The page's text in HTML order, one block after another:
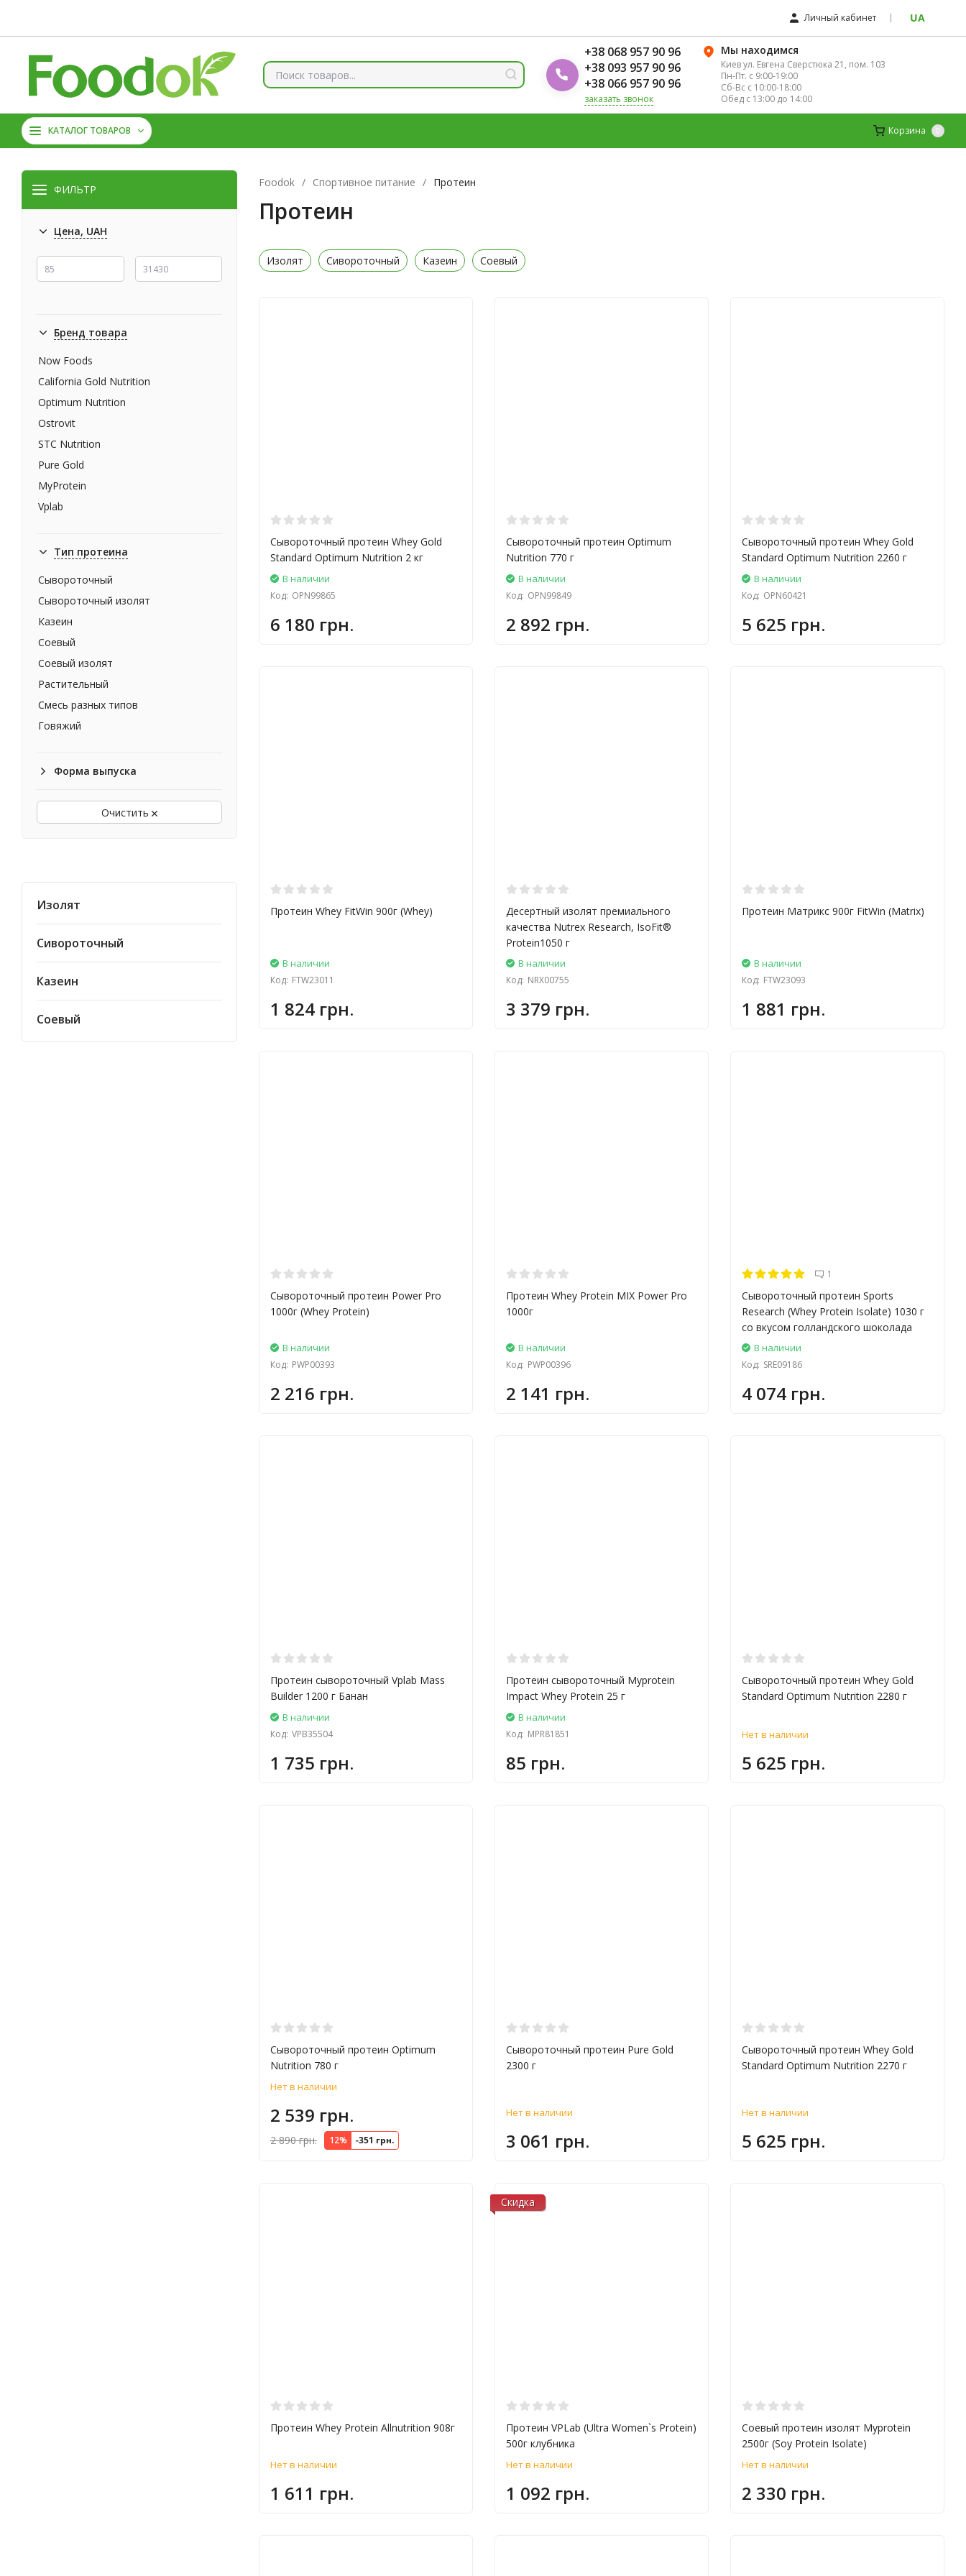
Личный кабинет UA
+38 068 957 90 96
+38 093 957 90 96
+38 066 957 90 96
заказать звонок
Мы находимся
Киев ул. Евгена Сверстюка 21, пом. 103
Пн-Пт. с 9:00-19:00
Сб-Вс с 10:00-18:00
Обед с 13:00 до 14:00
КАТАЛОГ ТОВАРОВ
МАГНИЙ
АМИНОКИСЛОТЫ ЦИНК
Корзина 0
ФИЛЬТР
Цена, UAH
Бренд товара
Now Foods
California Gold Nutrition
Optimum Nutrition
Ostrovit
STC Nutrition
Pure Gold
MyProtein
Vplab
Allnutrition
Nutrex
Power Pro
Тип протеина
Сывороточный
Сывороточный изолят
Казеин
Соевый
Соевый изолят
Растительный
Смесь разных типов
Говяжий
Гороховый
Форма выпуска
Очистить
Изолят
Сивороточный
Казеин
Соевый
Foodok / Спортивное питание / Протеин
Протеин
Изолят Сивороточный Казеин Соевый
Сывороточный протеин Whey Gold
Standard Optimum Nutrition 2 кг
В наличии
Код: OPN99865
6 180 грн.
Сывороточный протеин Optimum
Nutrition 770 г
В наличии
Код: OPN99849
2 892 грн.
Сывороточный протеин Whey Gold
Standard Optimum Nutrition 2260 г
В наличии
Код: OPN60421
5 625 грн.
Протеин Whey FitWin 900г (Whey)
В наличии
Код: FTW23011
1 824 грн.
Десертный изолят премиального
качества Nutrex Research, IsoFit®
Protein1050 г
В наличии
Код: NRX00755
3 379 грн.
Протеин Матрикс 900г FitWin (Matrix)
В наличии
Код: FTW23093
1 881 грн.
Сывороточный протеин Power Pro
1000г (Whey Protein)
В наличии
Код: PWP00393
2 216 грн.
Протеин Whey Protein MIX Power Pro
1000г
В наличии
Код: PWP00396
2 141 грн.
1
Сывороточный протеин Sports
Research (Whey Protein Isolate) 1030 г
со вкусом голландского шоколада
В наличии
Код: SRE09186
4 074 грн.
Протеин сывороточный Vplab Mass
Builder 1200 г Банан
В наличии
Код: VPB35504
1 735 грн.
Протеин сывороточный Myprotein
Impact Whey Protein 25 г
В наличии
Код: MPR81851
85 грн.
Сывороточный протеин Whey Gold
Standard Optimum Nutrition 2280 г
Нет в наличии
5 625 грн.
Сывороточный протеин Optimum
Nutrition 780 г
Нет в наличии
2 539 грн.
2 890 грн. 12% -351 грн.
Сывороточный протеин Pure Gold
2300 г
Нет в наличии
3 061 грн.
Сывороточный протеин Whey Gold
Standard Optimum Nutrition 2270 г
Нет в наличии
5 625 грн.
Протеин Whey Protein Allnutrition 908г
Нет в наличии
1 611 грн.
Скидка
Протеин VPLab (Ultra Women`s Protein)
500г клубника
Нет в наличии
1 092 грн.
Соевый протеин изолят Myprotein
2500г (Soy Protein Isolate)
Нет в наличии
2 330 грн.